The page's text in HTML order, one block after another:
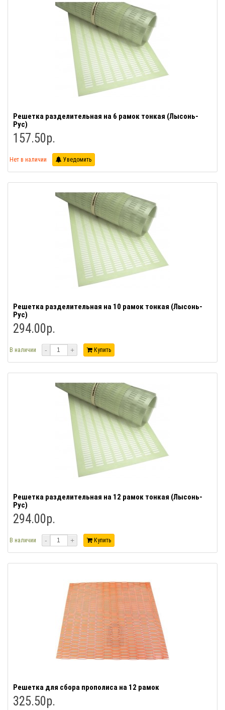
Решетка разделительная на 6 рамок тонкая (Лысонь-
Рус)
157.50р.
Нет в наличии Уведомить
Решетка разделительная на 10 рамок тонкая (Лысонь-
Рус)
294.00р.
В наличии - + Купить
Решетка разделительная на 12 рамок тонкая (Лысонь-
Рус)
294.00р.
В наличии - + Купить
Решетка для сбора прополиса на 12 рамок
325.50р.